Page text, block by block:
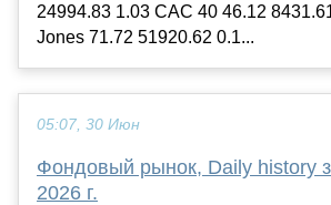
24994.83 1.03 CAC 40 46.12
Jones 71.72 51920.62 0.1...
05:07, 30 Июн
Фондовый рынок, Daily history
2026 г.